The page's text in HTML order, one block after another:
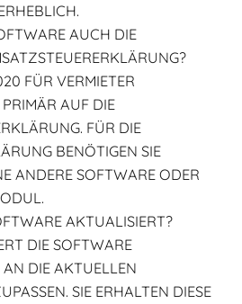
AUCH DIE
FÜR VERMIETER
AUF DIE
FÜR DIE
BENÖTIGEN SIE
ANDERE SOFTWARE ODER
AKTUALISIERT?
DIE SOFTWARE
DIE AKTUELLEN S
SIE ERHALTEN DIESE U